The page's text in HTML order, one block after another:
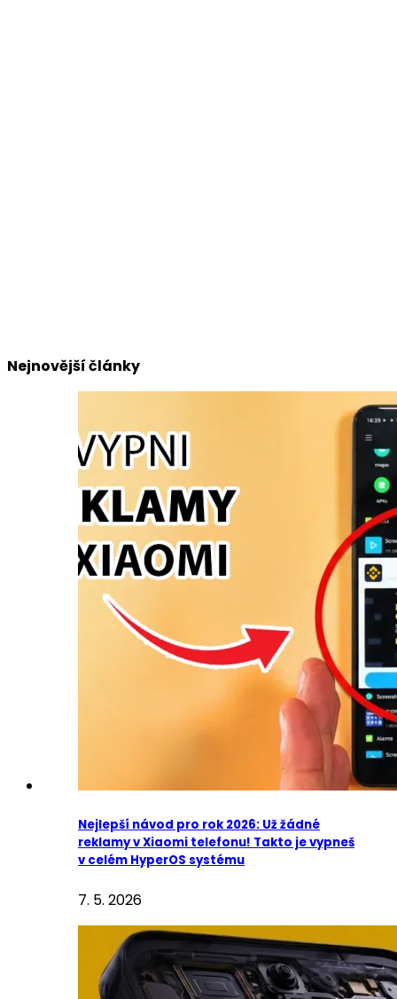
Nejnovější články
Nejlepší návod pro rok 2026: Už žádné
reklamy v Xiaomi telefonu! Takto je vypneš
v celém HyperOS systému
7. 5. 2026